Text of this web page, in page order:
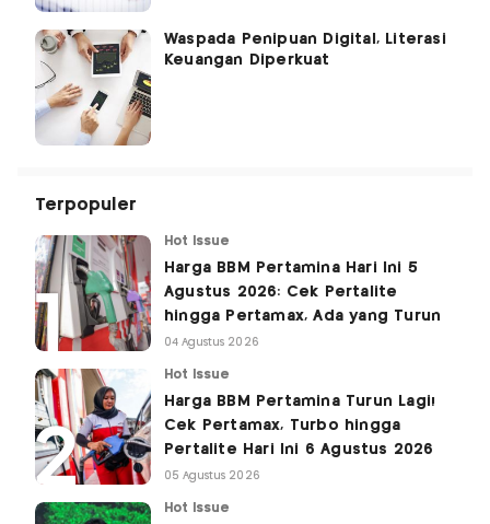
Waspada Penipuan Digital, Literasi
Keuangan Diperkuat
Terpopuler
Hot Issue
Harga BBM Pertamina Hari Ini 5
Agustus 2026: Cek Pertalite
hingga Pertamax, Ada yang Turun
04 Agustus 2026
Hot Issue
Harga BBM Pertamina Turun Lagi!
Cek Pertamax, Turbo hingga
Pertalite Hari Ini 6 Agustus 2026
05 Agustus 2026
Hot Issue